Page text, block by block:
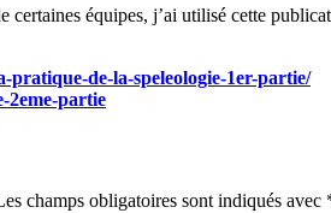
équipes, j’ai utilisé cette
pratique-de-la-speleologie-1er-partie/
2eme-partie
champs obligatoires sont indiqués avec